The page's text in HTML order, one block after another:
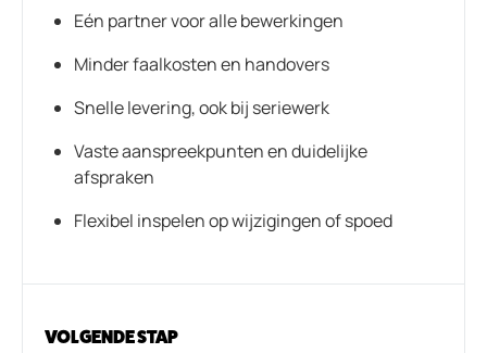
Eén partner voor alle bewerkingen
Minder faalkosten en handovers
Snelle levering, ook bij seriewerk
Vaste aanspreekpunten en duidelijke
afspraken
Flexibel inspelen op wijzigingen of spoed
VOLGENDE STAP